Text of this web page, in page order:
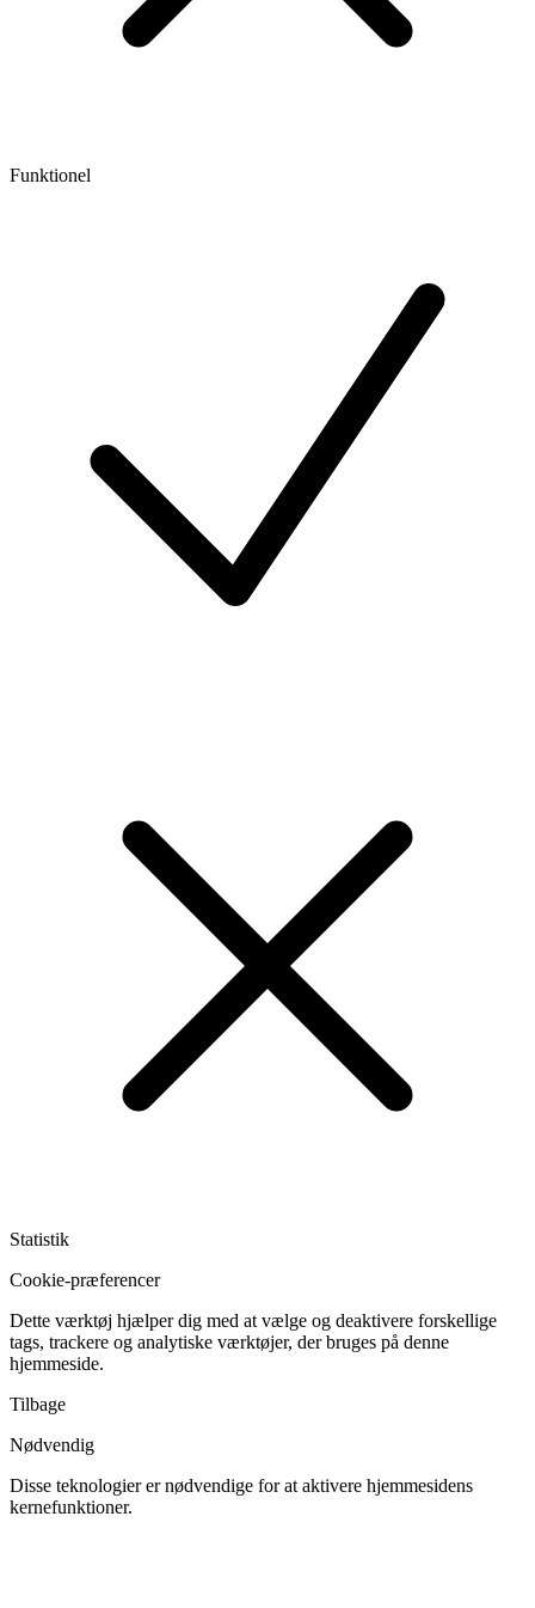
Funktionel
Statistik
Cookie-præferencer
Dette værktøj hjælper dig med at vælge og deaktivere forskellige
tags, trackere og analytiske værktøjer, der bruges på denne
hjemmeside.
Tilbage
Nødvendig
Disse teknologier er nødvendige for at aktivere hjemmesidens
kernefunktioner.